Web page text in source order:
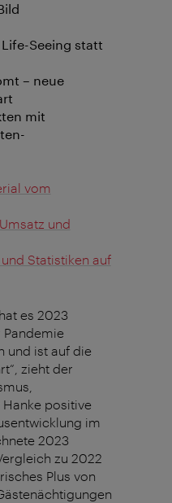
Seeing statt
– neue
mit
vom
und
Statistiken auf
es 2023
und ist auf die
zieht der
positive
im
2023
zu 2022
Plus von